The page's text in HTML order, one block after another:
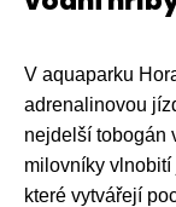
V aquaparku
adrenalinovou
nejdelší tobogán
milovníky
které vytvářejí